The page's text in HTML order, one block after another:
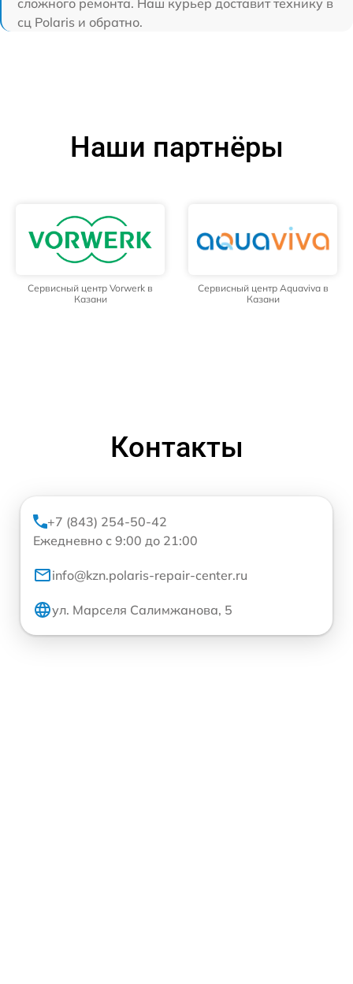
сц Polaris и обратно.
Наши партнёры
Сервисный центр Vorwerk в
Казани
Сервисный центр Aquaviva в
Казани
Контакты
+7 (843) 254-50-42
Ежедневно с 9:00 до 21:00
info@kzn.polaris-repair-center.ru
ул. Марселя Салимжанова, 5